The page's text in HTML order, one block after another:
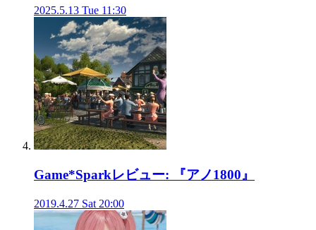
2025.5.13 Tue 11:30
Game*Sparkレビュー: 『アノ1800』
2019.4.27 Sat 20:00